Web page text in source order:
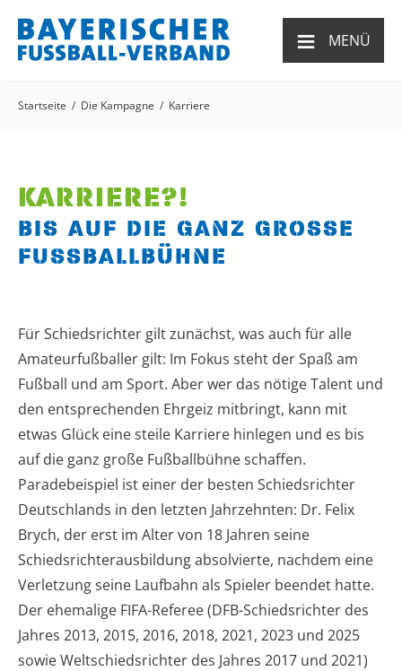
≡ MENÜ
Startseite Die Kampagne Karriere
KARRIERE?!
BIS AUF DIE GANZ GROSSE
FUSSBALLBÜHNE
Für Schiedsrichter gilt zunächst, was auch für alle
Amateurfußballer gilt: Im Fokus steht der Spaß am
Fußball und am Sport. Aber wer das nötige Talent und
den entsprechenden Ehrgeiz mitbringt, kann mit
etwas Glück eine steile Karriere hinlegen und es bis
auf die ganz große Fußballbühne schaffen.
Paradebeispiel ist einer der besten Schiedsrichter
Deutschlands in den letzten Jahrzehnten: Dr. Felix
Brych, der erst im Alter von 18 Jahren seine
Schiedsrichterausbildung absolvierte, nachdem eine
Verletzung seine Laufbahn als Spieler beendet hatte.
Der ehemalige FIFA-Referee (DFB-Schiedsrichter des
Jahres 2013, 2015, 2016, 2018, 2021, 2023 und 2025
sowie Weltschiedsrichter des Jahres 2017 und 2021)